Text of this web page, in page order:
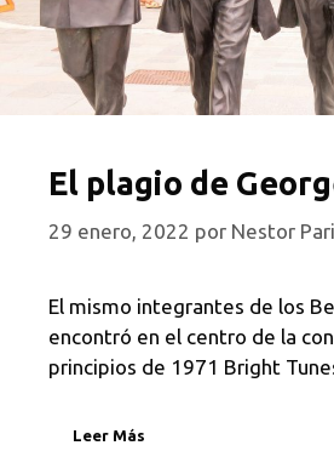
El plagio de
29 enero, 2022 por Nestor
El mismo integrantes de los
encontró en el centro de la
principios de 1971 Bright
Leer Más